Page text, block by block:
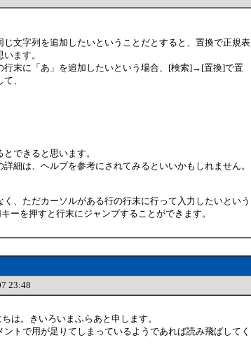
じ文字列を追加したいということだとすると、置換で正規表
ます。
行末に「あ」を追加したいという場合、[検索]→[置換]で置
、
できると思います。
細は、ヘルプを参考にされてみるといいかもしれません。
く、ただカーソルがある行の行末に行って入力したいという
ーを押すと行末にジャンプすることができます。
23:48
は。きいろいまふらあと申します。
ントで用が足りてしまっているようであれば読み飛ばしてく